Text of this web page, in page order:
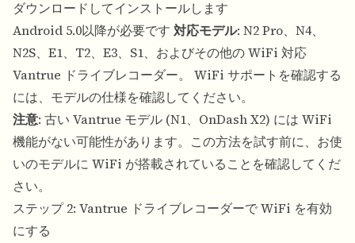
ダウンロードしてインストールします
Android 5.0以降が必要です 対応モデル: N2 Pro、N4、
N2S、E1、T2、E3、S1、およびその他の WiFi 対応
Vantrue ドライブレコーダー。 WiFi サポートを確認する
には、モデルの仕様を確認してください。
注意: 古い Vantrue モデル (N1、OnDash X2) には WiFi
機能がない可能性があります。この方法を試す前に、お使
いのモデルに WiFi が搭載されていることを確認してくだ
さい。
ステップ 2: Vantrue ドライブレコーダーで WiFi を有効
にする